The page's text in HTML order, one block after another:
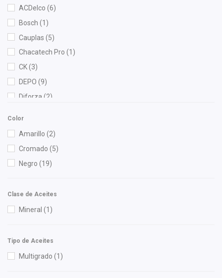
ACDelco (6)
Bosch (1)
Cauplas (5)
Chacatech Pro (1)
CK(3)
DEPO (9)
Diforza (2)
Mahle(1)
NGK(2)
Polar(3)
Color
Amarillo (2)
Cromado (5)
Negro (19)
Clase de Aceites
Mineral (1)
Tipo de Aceites
Multigrado (1)